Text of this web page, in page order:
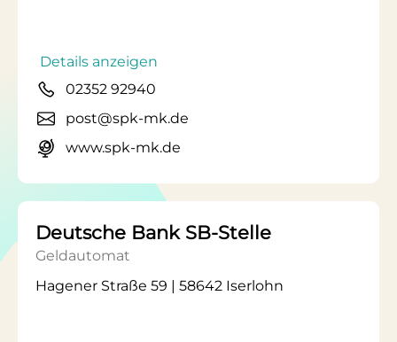
Details anzeigen
02352 92940
post@spk-mk.de
www.spk-mk.de
Deutsche Bank SB-Stelle
Geldautomat
Hagener Straße 59 | 58642 Iserlohn